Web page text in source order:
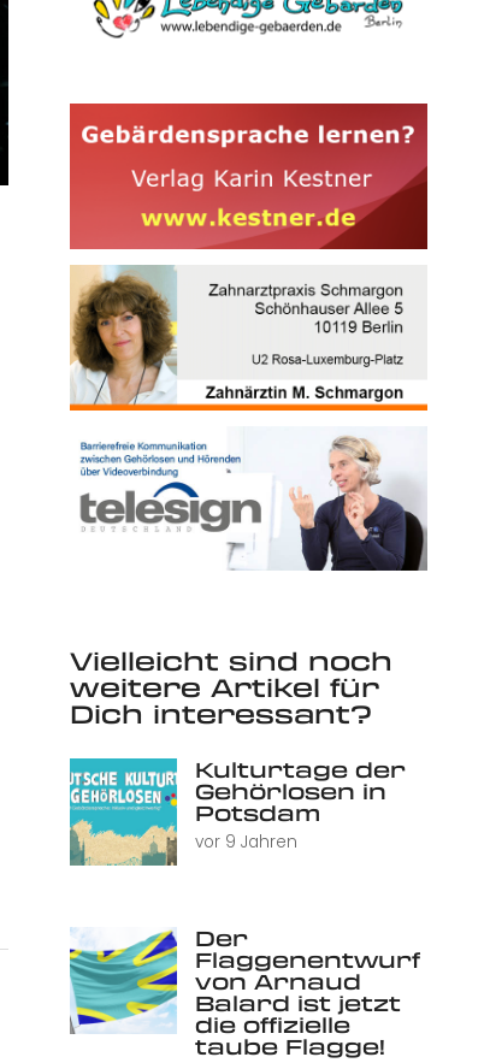
Vielleicht sind noch
weitere Artikel für
Dich interessant?
Kulturtage der
Gehörlosen in
Potsdam
vor 9 Jahren
Der
Flaggenentwurf
von Arnaud
Balard ist jetzt
die offizielle
taube Flagge!